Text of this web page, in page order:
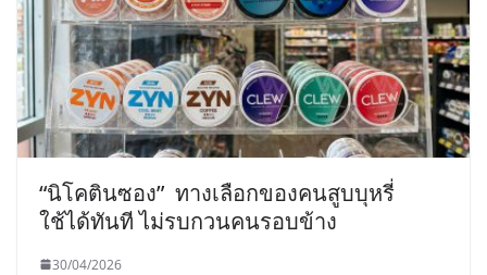
“นิโคตินซอง” ทางเลือกของคนสูบบุหรี่
ใช้ได้ทันที ไม่รบกวนคนรอบข้าง
30/04/2026